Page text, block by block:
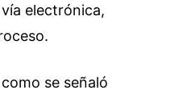
electrónica,
se señaló